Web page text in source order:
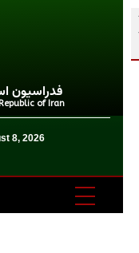
فدراسیون
Republic of Iran
8, 2026